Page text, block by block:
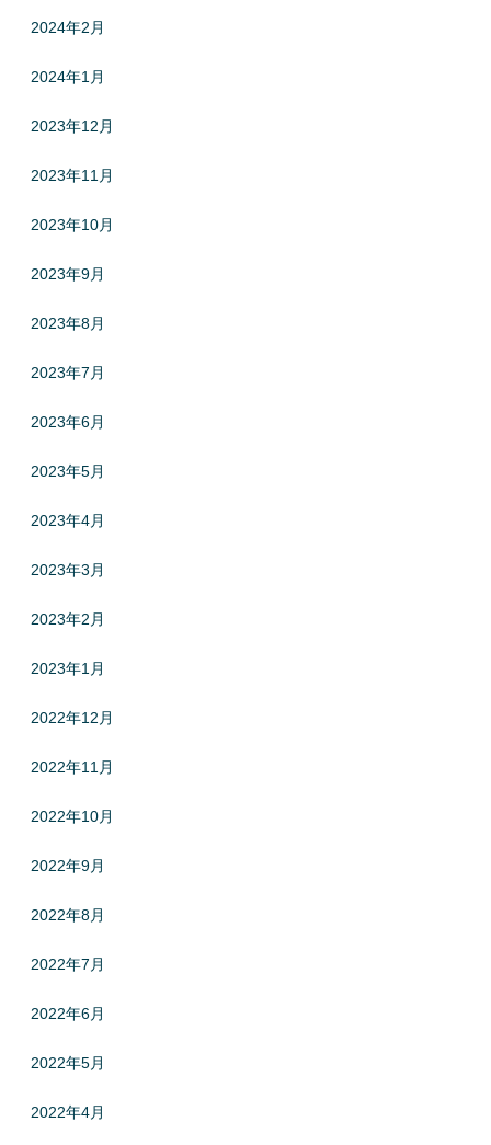
2024年2月
2024年1月
2023年12月
2023年11月
2023年10月
2023年9月
2023年8月
2023年7月
2023年6月
2023年5月
2023年4月
2023年3月
2023年2月
2023年1月
2022年12月
2022年11月
2022年10月
2022年9月
2022年8月
2022年7月
2022年6月
2022年5月
2022年4月